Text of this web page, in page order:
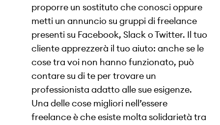
proporre un sostituto che conosci oppure
metti un annuncio su gruppi di freelance
presenti su Facebook, Slack o Twitter. Il tuo
cliente apprezzerà il tuo aiuto: anche se le
cose tra voi non hanno funzionato, può
contare su di te per trovare un
professionista adatto alle sue esigenze.
Una delle cose migliori nell’essere
freelance è che esiste molta solidarietà tra